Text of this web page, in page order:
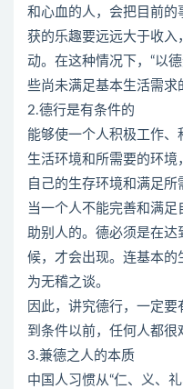
和心血的人，会把目前
获的乐趣要远远大于收
动。在这种情况下，“以
些尚未满足基本生活需求
2.德行是有条件的
能够使一个人积极工作
生活环境和所需要的环
自己的生存环境和满足所
当一个人不能完善和满
助别人的。德必须是在
候，才会出现。连基本
为无稽之谈。
因此，讲究德行，一定
到条件以前，任何人都很
3.兼德之人的本质
中国人习惯从“仁、义、